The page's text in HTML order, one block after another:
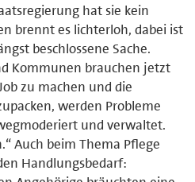
hat sie kein
brennt es lichterloh, dabei ist
beschlossene Sache.
Kommunen brauchen jetzt
zu machen und die
werden Probleme
und verwaltet.
Auch beim Thema Pflege
Handlungsbedarf: